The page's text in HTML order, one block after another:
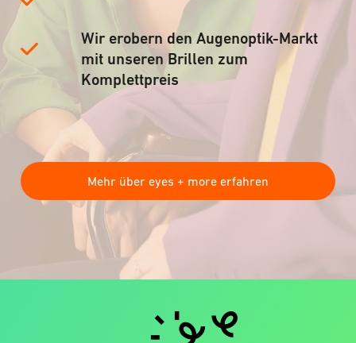
Wir erobern den Augenoptik-Markt
mit unseren Brillen zum
Komplettpreis
Mehr über eyes + more erfahren